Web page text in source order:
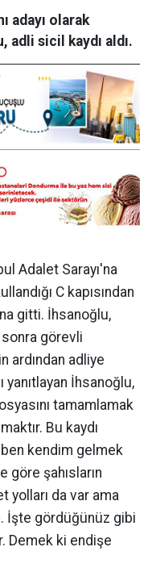
adayı olarak
adli sicil kaydı aldı.
Adalet Sarayı'na
C kapısından
gitti. İhsanoğlu,
sonra görevli
ardından adliye
yanıtlayan İhsanoğlu,
tamamlamak
Bu kaydı
kendim gelmek
şahısların
yolları da var ama
İşte gördüğünüz gibi
Demek ki endişe